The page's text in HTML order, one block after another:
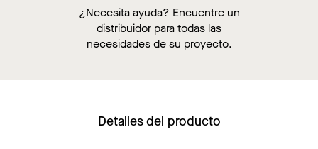
¿Necesita ayuda? Encuentre un
distribuidor para todas las
necesidades de su proyecto.
Detalles del producto